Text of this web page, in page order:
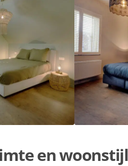
en woonstijl